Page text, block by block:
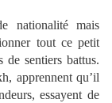
nationalité mais
tout ce petit
sentiers battus.
apprennent qu’il
essayent de